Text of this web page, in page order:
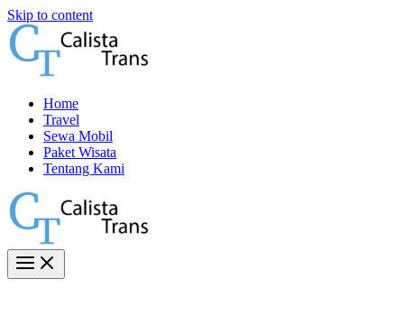
Skip to content
Home
Travel
Sewa Mobil
Paket Wisata
Tentang Kami